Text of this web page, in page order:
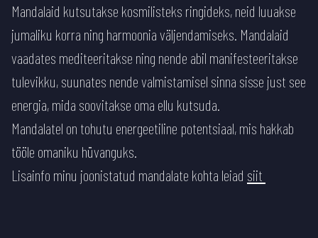
Mandalaid kutsutakse kosmilisteks ringideks, neid luuakse
jumaliku korra ning harmoonia väljendamiseks. Mandalaid
vaadates mediteeritakse ning nende abil manifesteeritakse
tulevikku, suunates nende valmistamisel sinna sisse just see
energia, mida soovitakse oma ellu kutsuda.
Mandalatel on tohutu energeetiline potentsiaal, mis hakkab
tööle omaniku hüvanguks.
Lisainfo minu joonistatud mandalate kohta leiad siit